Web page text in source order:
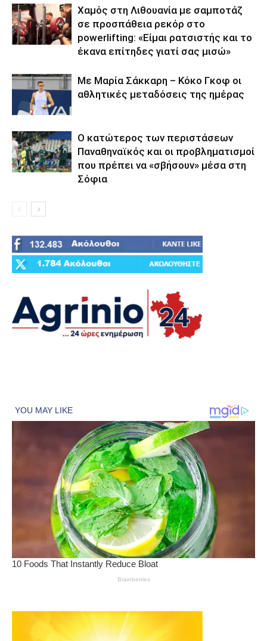
Χαμός στη Λιθουανία με σαμποτάζ
σε προσπάθεια ρεκόρ στο
powerlifting: «Είμαι ρατσιστής και το
έκανα επίτηδες γιατί σας μισώ»
Με Μαρία Σάκκαρη – Κόκο Γκοφ οι
αθλητικές μεταδόσεις της ημέρας
Ο κατώτερος των περιστάσεων
Παναθηναϊκός και οι προβληματισμοί
που πρέπει να «σβήσουν» μέσα στη
Σόφια